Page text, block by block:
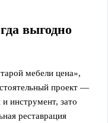
выгодно
мебели цена»,
проект —
инструмент, зато
реставрация